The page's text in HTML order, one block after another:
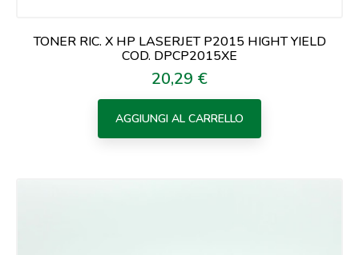
TONER RIC. X HP LASERJET P2015 HIGHT YIELD
COD. DPCP2015XE
Prezzo
20,29 €
AGGIUNGI AL CARRELLO